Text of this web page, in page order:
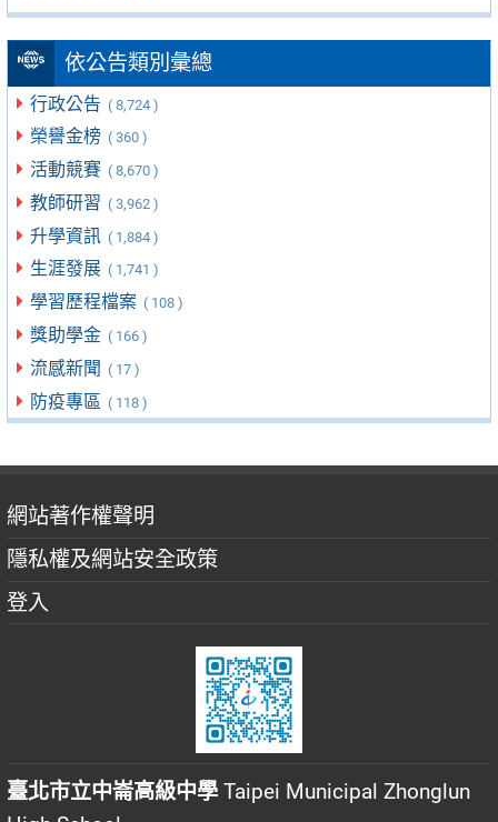
依公告類別彙總
行政公告 ( 8,724 )
榮譽金榜 ( 360 )
活動競賽 ( 8,670 )
教師研習 ( 3,962 )
升學資訊 ( 1,884 )
生涯發展 ( 1,741 )
學習歷程檔案 ( 108 )
獎助學金 ( 166 )
流感新聞 ( 17 )
防疫專區 ( 118 )
網站著作權聲明
隱私權及網站安全政策
登入
臺北市立中崙高級中學 Taipei Municipal Zhonglun